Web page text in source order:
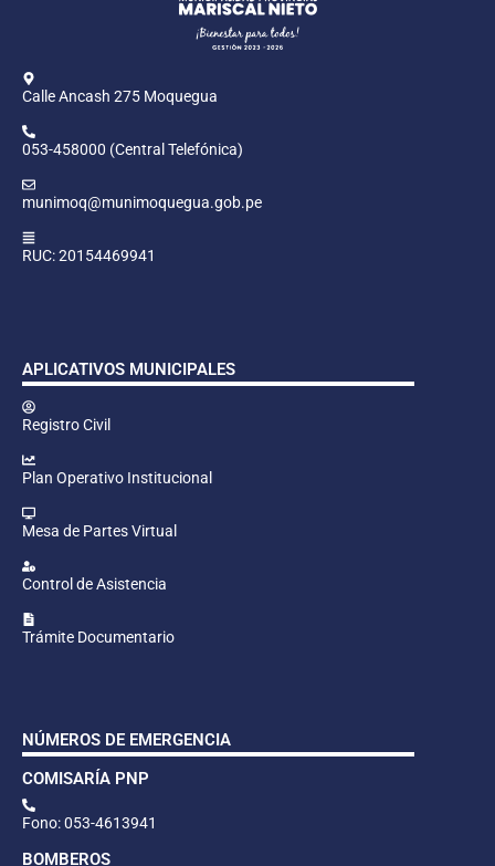
Calle Ancash 275 Moquegua
053-458000 (Central Telefónica)
munimoq@munimoquegua.gob.pe
RUC: 20154469941
APLICATIVOS MUNICIPALES
Registro Civil
Plan Operativo Institucional
Mesa de Partes Virtual
Control de Asistencia
Trámite Documentario
NÚMEROS DE EMERGENCIA
COMISARÍA PNP
Fono: 053-4613941
BOMBEROS